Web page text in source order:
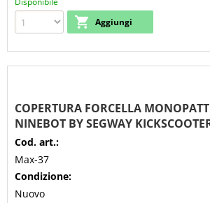
COPERTURA FORCELLA
NINEBOT BY SEGWAY
Cod. art.:
Max-37
Condizione:
Nuovo